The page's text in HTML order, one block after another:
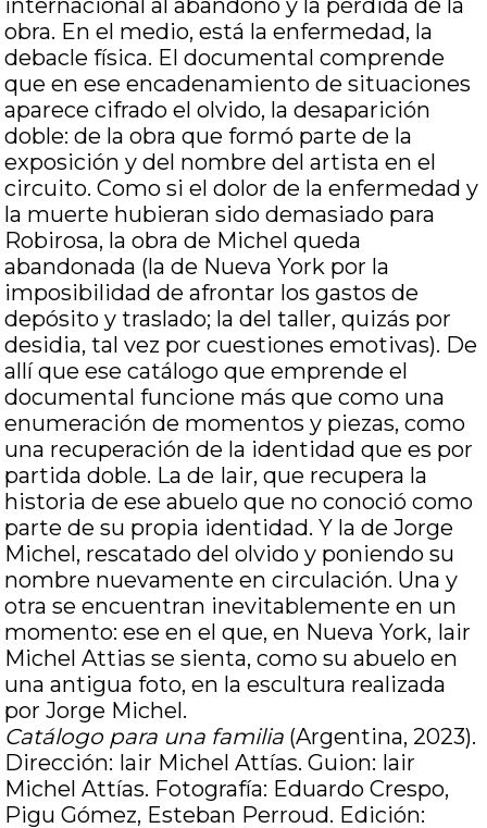
internacional al abandono y la pérdida de la
obra. En el medio, está la enfermedad, la
debacle física. El documental comprende
que en ese encadenamiento de situaciones
aparece cifrado el olvido, la desaparición
doble: de la obra que formó parte de la
exposición y del nombre del artista en el
circuito. Como si el dolor de la enfermedad y
la muerte hubieran sido demasiado para
Robirosa, la obra de Michel queda
abandonada (la de Nueva York por la
imposibilidad de afrontar los gastos de
depósito y traslado; la del taller, quizás por
desidia, tal vez por cuestiones emotivas). De
allí que ese catálogo que emprende el
documental funcione más que como una
enumeración de momentos y piezas, como
una recuperación de la identidad que es por
partida doble. La de Iair, que recupera la
historia de ese abuelo que no conoció como
parte de su propia identidad. Y la de Jorge
Michel, rescatado del olvido y poniendo su
nombre nuevamente en circulación. Una y
otra se encuentran inevitablemente en un
momento: ese en el que, en Nueva York, Iair
Michel Attias se sienta, como su abuelo en
una antigua foto, en la escultura realizada
por Jorge Michel.
Catálogo para una familia (Argentina, 2023).
Dirección: Iair Michel Attías. Guion: Iair
Michel Attías. Fotografía: Eduardo Crespo,
Pigu Gómez, Esteban Perroud. Edición: